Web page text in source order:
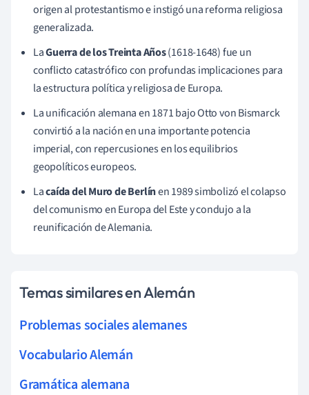
origen al protestantismo e instigó una reforma religiosa
generalizada.
LaGuerra de los Treinta Años(1618-1648) fue un
conflicto catastrófico con profundas implicaciones para
la estructura política y religiosa de Europa.
La unificación alemana en 1871 bajo Otto von Bismarck
convirtió a la nación en una importante potencia
imperial, con repercusiones en los equilibrios
geopolíticos europeos.
Lacaída del Muro de Berlínen 1989 simbolizó el colapso
del comunismo en Europa del Este y condujo a la
reunificación de Alemania.
Temas similares en Alemán
Problemas sociales alemanes
Vocabulario Alemán
Gramática alemana